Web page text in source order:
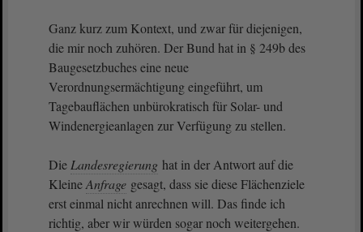
Ganz kurz zum Kontext, und zwar für diejenigen,
die mir noch zuhören. Der Bund hat in § 249b des
Baugesetzbuches eine neue
Verordnungsermächtigung eingeführt, um
Tagebauflächen unbürokratisch für Solar- und
Windenergieanlagen zur Verfügung zu stellen.
Die Landesregierung hat in der Antwort auf die
KleineAnfrage gesagt, dass sie diese Flächenziele
erst einmal nicht anrechnen will. Das finde ich
richtig, aber wir würden sogar noch weitergehen.